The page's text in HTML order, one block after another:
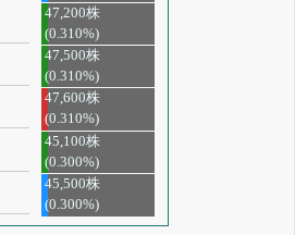
47,200株
(0.310%)
47,500株
(0.310%)
47,600株
(0.310%)
45,100株
(0.300%)
45,500株
(0.300%)